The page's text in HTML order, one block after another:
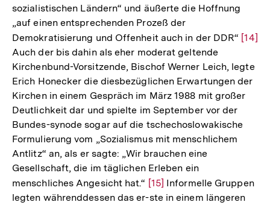
sozialistischen Ländern“ und äußerte die Hoffnung
„auf einen entsprechenden Prozeß der
Demokratisierung und Offenheit auch in der DDR“ Zur
der
[14]
Auch der bis dahin als eher moderat geltende
Kirchenbund-Vorsitzende, Bischof Werner Leich, legte
Erich Honecker die diesbezüglichen Erwartungen der
Kirchen in einem Gespräch im März 1988 mit großer
Deutlichkeit dar und spielte im September vor der
Bundes-synode sogar auf die tschechoslowakische
Formulierung vom „Sozialismus mit menschlichem
Antlitz“ an, als er sagte: „Wir brauchen eine
Gesellschaft, die im täglichen Erleben ein
menschliches Angesicht hat.“ Zur
Auflösung
[15] Informelle Gruppen
legten währenddessen das er-ste in einem längeren